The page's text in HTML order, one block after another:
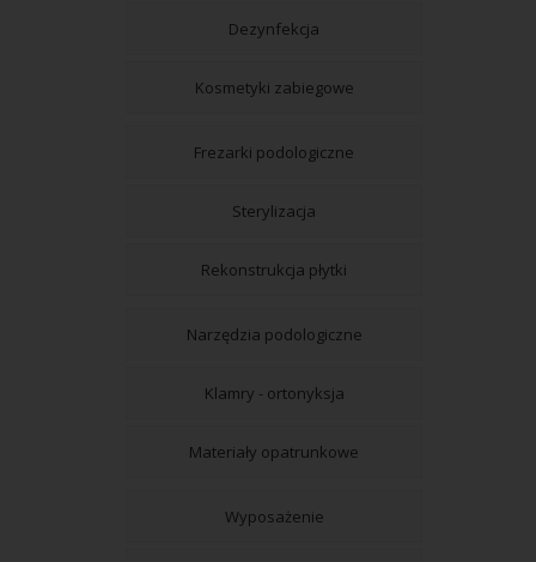
Dezynfekcja
Kosmetyki zabiegowe
Frezarki podologiczne
Sterylizacja
Rekonstrukcja płytki
Narzędzia podologiczne
Klamry - ortonyksja
Materiały opatrunkowe
Wyposażenie